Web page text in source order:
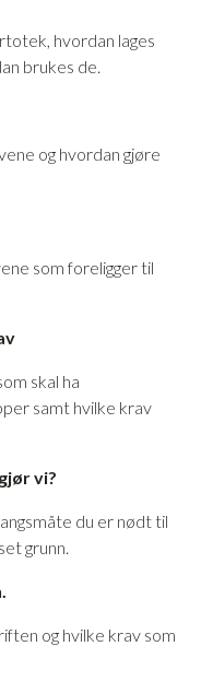
hvordan lages
brukes de.
og hvordan gjøre
som foreligger til
skal ha
samt hvilke krav
vi?
du er nødt til
grunn.
og hvilke krav som